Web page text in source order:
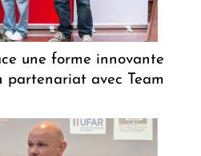
une forme innovante
partenariat avec Team